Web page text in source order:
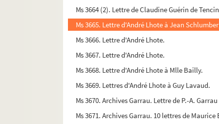
Ms 3664 (2). Lettre de Claudine Guérin de
Ms 3665. Lettre d'André Lhote à Jean
Ms 3666. Lettre d'André Lhote.
Ms 3667. Lettre d'André Lhote.
Ms 3668. Lettre d'André Lhote à Mlle Bailly.
Ms 3669. Lettres d'André Lhote à Guy Lavaud.
Ms 3670. Archives Garrau. Lettre de P.-A.
Ms 3671. Archives Garrau. 10 lettres de